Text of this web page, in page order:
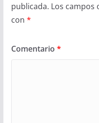
publicada. Los campos
con *
Comentario *